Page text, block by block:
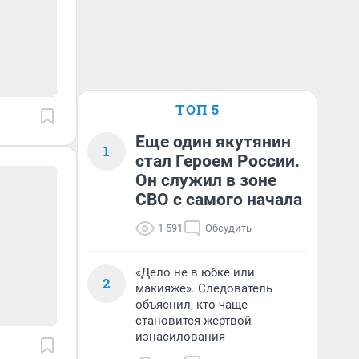
ТОП 5
1
Еще один якутянин
стал Героем России.
Он служил в зоне
СВО с самого начала
1 591 Обсудить
2
«Дело не в юбке или
макияже». Следователь
объяснил, кто чаще
становится жертвой
изнасилования